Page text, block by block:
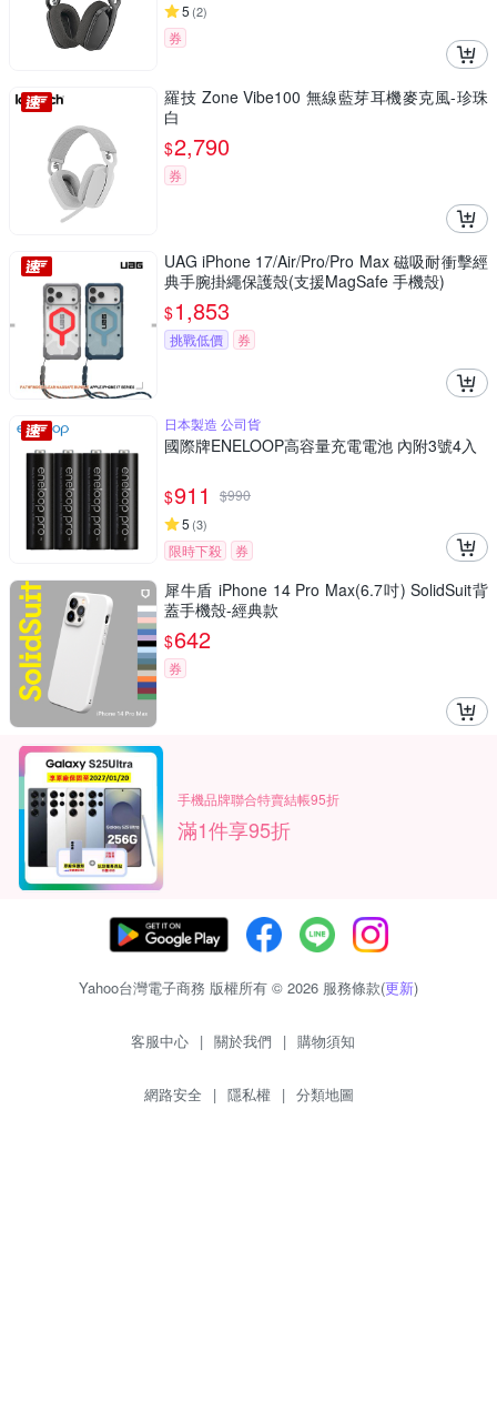
5 (2)
券
羅技 Zone Vibe100 無線藍芽耳機麥克風-珍珠
白
$2,790
券
UAG iPhone 17/Air/Pro/Pro Max 磁吸耐衝擊經
典手腕掛繩保護殼(支援MagSafe 手機殼)
$1,853
挑戰低價 券
日本製造 公司貨
國際牌ENELOOP高容量充電電池 內附3號4入
$911 $990
5 (3)
限時下殺 券
犀牛盾 iPhone 14 Pro Max(6.7吋) SolidSuit背
蓋手機殼-經典款
$642
券
手機品牌聯合特賣結帳95折
滿1件享95折
Yahoo台灣電子商務 版權所有 © 2026 服務條款(更新)
客服中心 | 關於我們 | 購物須知
網路安全 | 隱私權 | 分類地圖